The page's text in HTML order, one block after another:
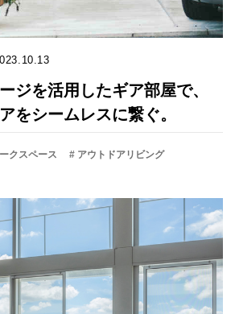
ジを活用したギア部屋で、
をシームレスに繋ぐ。
クスペース # アウトドアリビング